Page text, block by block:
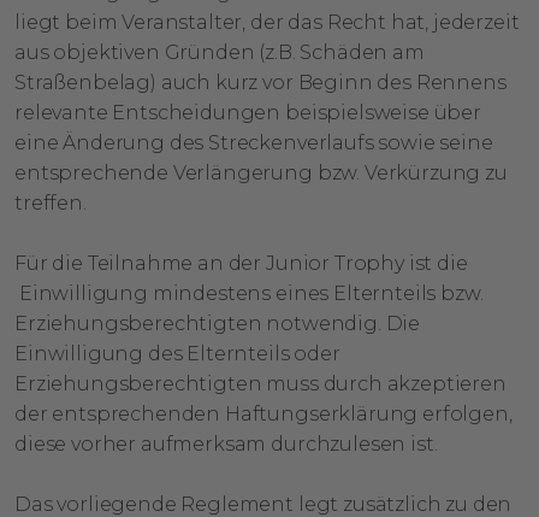
liegt beim Veranstalter, der das Recht hat, jederzeit
aus objektiven Gründen (z.B. Schäden am
Straßenbelag) auch kurz vor Beginn des Rennens
relevante Entscheidungen beispielsweise über
eine Änderung des Streckenverlaufs sowie seine
entsprechende Verlängerung bzw. Verkürzung zu
treffen.
Für die Teilnahme an der Junior Trophy ist die
Einwilligung mindestens eines Elternteils bzw.
Erziehungsberechtigten notwendig. Die
Einwilligung des Elternteils oder
Erziehungsberechtigten muss durch akzeptieren
der entsprechenden Haftungserklärung erfolgen,
diese vorher aufmerksam durchzulesen ist.
Das vorliegende Reglement legt zusätzlich zu den